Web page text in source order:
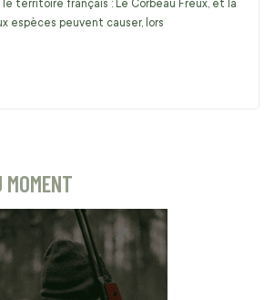
territoire français : Le Corbeau Freux, et la
espèces peuvent causer, lors
MOMENT